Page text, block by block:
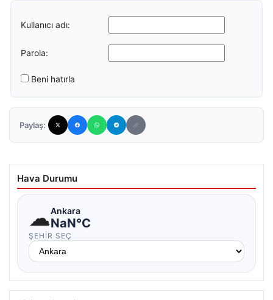
Kullanıcı adı:
Parola:
Beni hatırla
Paylaş:
Hava Durumu
☁Ankara
NaN°C
ŞEHIR SEÇ